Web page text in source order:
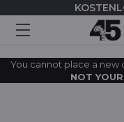
You cannot place a new
NOT